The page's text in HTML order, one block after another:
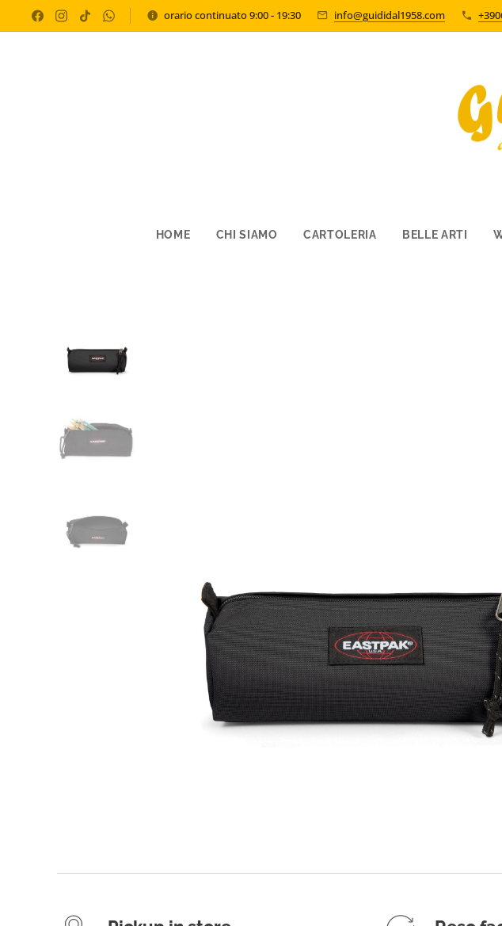
orario continuato 9:00 - 19:30 info@guididal1958.com
HOME CHI SIAMO CARTOLERIA BELLE ARTI